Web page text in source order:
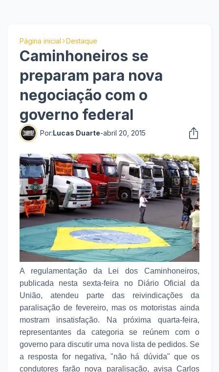
Página inicial Destaque
Caminhoneiros se
preparam para nova
negociação com o
governo federal
Por:Lucas Duarte-abril 20, 2015
A regulamentação da Lei dos Caminhoneiros,
publicada nesta sexta-feira no Diário Oficial da
União, atendeu parte das reivindicações da
paralisação de fevereiro, mas os motoristas ainda
mostram insatisfação. Na próxima quarta-feira,
representantes da categoria se reúnem com o
governo para discutir uma nova lista de pedidos. Se
a resposta for negativa, "não há dúvida" que os
condutores farão nova paralisação, avisa Carlos